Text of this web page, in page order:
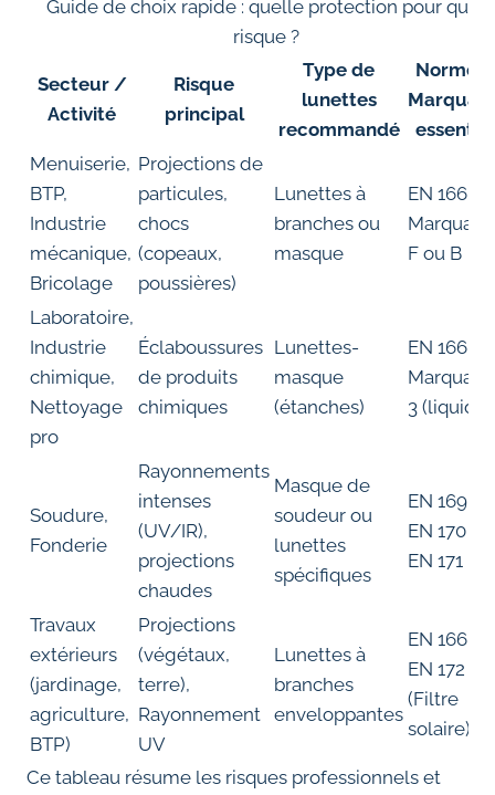
Guide de choix rapide : quelle protection pour quel
risque ?
Secteur /
Activité
Risque
principal
Type de
lunettes
recommandé
Norme /
essentiel
Menuiserie,
BTP,
Industrie
mécanique,
Bricolage
Projections de
particules,
chocs
(copeaux,
poussières)
Lunettes à
branches ou
masque
EN 166 –
Marquage
F ou B
Laboratoire,
Industrie
chimique,
Nettoyage
pro
Éclaboussures
de produits
chimiques
Lunettes-
masque
(étanches)
EN 166 –
Marquage
3
Soudure,
Fonderie
Rayonnements
intenses
(UV/IR),
projections
chaudes
Masque de
soudeur ou
lunettes
spécifiques
EN 169 /
EN 170 /
EN 171
Travaux
extérieurs
(jardinage,
agriculture,
BTP)
Projections
(végétaux,
terre),
Rayonnement
UV
Lunettes à
branches
enveloppantes
EN 166 F +
EN 172
(Filtre
solaire)
Ce tableau résume les risques professionnels et